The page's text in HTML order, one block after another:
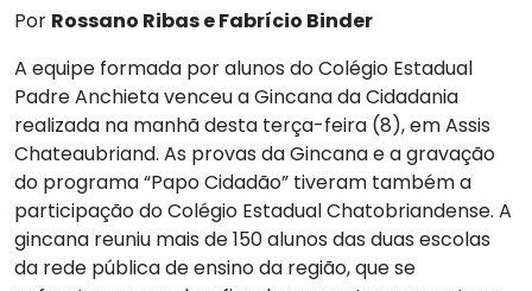
Por Rossano Ribas e Fabrício Binder
A equipe formada por alunos do Colégio Estadual
Padre Anchieta venceu a Gincana da Cidadania
realizada na manhã desta terça-feira (8), em Assis
Chateaubriand. As provas da Gincana e a gravação
do programa “Papo Cidadão” tiveram também a
participação do Colégio Estadual Chatobriandense. A
gincana reuniu mais de 150 alunos das duas escolas
da rede pública de ensino da região, que se